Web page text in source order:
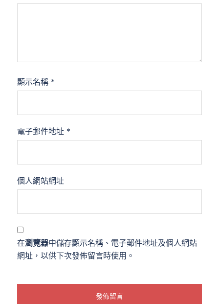
顯示名稱 *
電子郵件地址 *
個人網站網址
在瀏覽器中儲存顯示名稱、電子郵件地址及個人網站
網址，以供下次發佈留言時使用。